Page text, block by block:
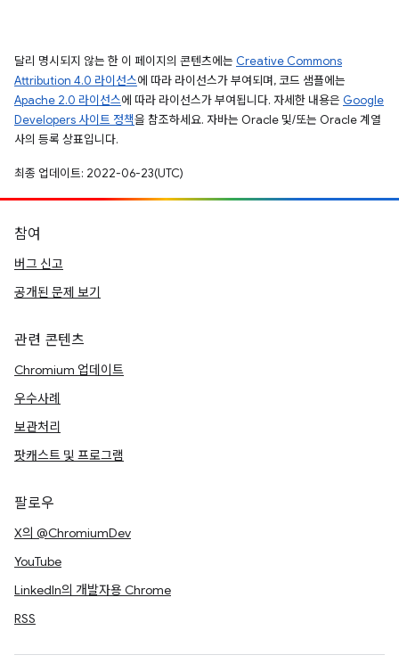
달리 명시되지 않는 한 이 페이지의 콘텐츠에는 Creative Commons
Attribution 4.0 라이선스에 따라 라이선스가 부여되며, 코드 샘플에는
Apache 2.0 라이선스에 따라 라이선스가 부여됩니다. 자세한 내용은 Google
Developers 사이트 정책을 참조하세요. 자바는 Oracle 및/또는 Oracle 계열
사의 등록 상표입니다.
최종 업데이트: 2022-06-23(UTC)
참여
버그 신고
공개된 문제 보기
관련 콘텐츠
Chromium 업데이트
우수사례
보관처리
팟캐스트 및 프로그램
팔로우
X의 @ChromiumDev
YouTube
LinkedIn의 개발자용 Chrome
RSS